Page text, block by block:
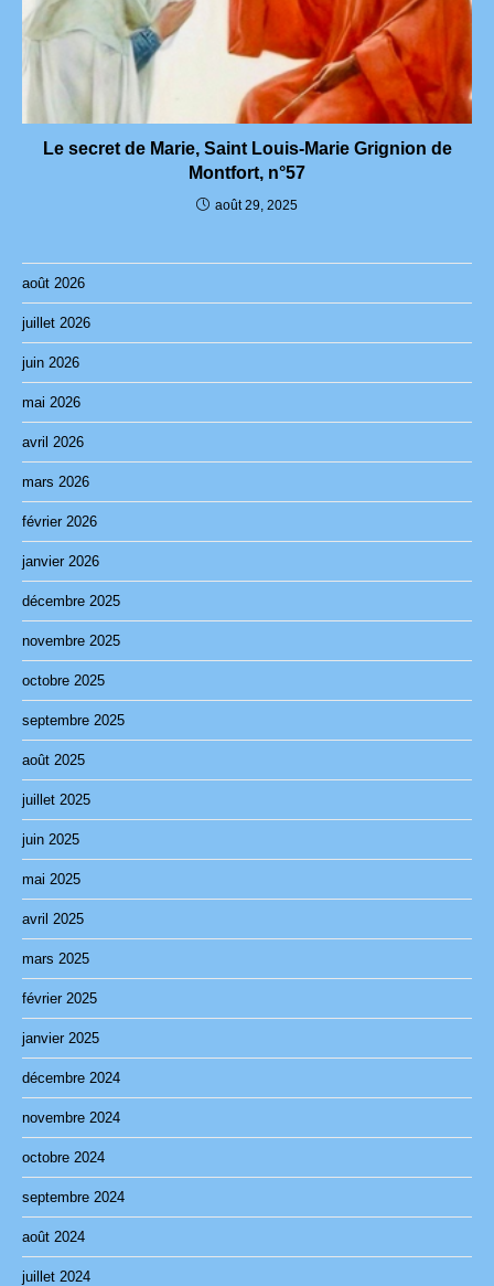
Le secret de Marie, Saint Louis-Marie Grignion de
Montfort, n°57
août 29, 2025
août 2026
juillet 2026
juin 2026
mai 2026
avril 2026
mars 2026
février 2026
janvier 2026
décembre 2025
novembre 2025
octobre 2025
septembre 2025
août 2025
juillet 2025
juin 2025
mai 2025
avril 2025
mars 2025
février 2025
janvier 2025
décembre 2024
novembre 2024
octobre 2024
septembre 2024
août 2024
juillet 2024